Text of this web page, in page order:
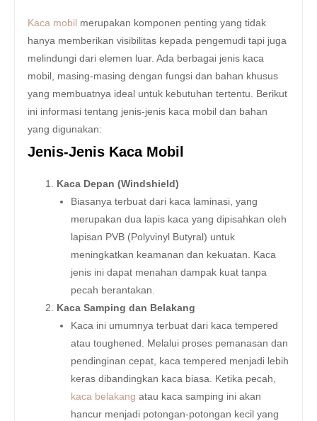
Kaca mobil merupakan komponen penting yang tidak
hanya memberikan visibilitas kepada pengemudi tapi juga
melindungi dari elemen luar. Ada berbagai jenis kaca
mobil, masing-masing dengan fungsi dan bahan khusus
yang membuatnya ideal untuk kebutuhan tertentu. Berikut
ini informasi tentang jenis-jenis kaca mobil dan bahan
yang digunakan:
Jenis-Jenis Kaca Mobil
Kaca Depan (Windshield)
Biasanya terbuat dari kaca laminasi, yang
merupakan dua lapis kaca yang dipisahkan oleh
lapisan PVB (Polyvinyl Butyral) untuk
meningkatkan keamanan dan kekuatan. Kaca
jenis ini dapat menahan dampak kuat tanpa
pecah berantakan.
Kaca Samping dan Belakang
Kaca ini umumnya terbuat dari kaca tempered
atau toughened. Melalui proses pemanasan dan
pendinginan cepat, kaca tempered menjadi lebih
keras dibandingkan kaca biasa. Ketika pecah,
kaca belakang atau kaca samping ini akan
hancur menjadi potongan-potongan kecil yang